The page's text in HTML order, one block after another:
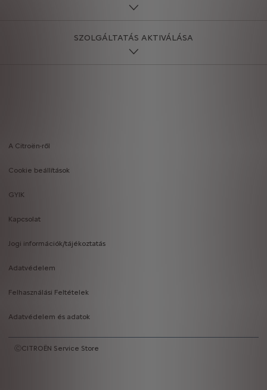
SZOLGÁLTATÁS AKTIVÁLÁSA
menu
A Citroën-ről
Cookie beállítások
GYIK
Kapcsolat
Jogi információk/tájékoztatás
Adatvédelem
Felhasználási Feltételek
Adatvédelem és adatok
ⒸCITROËN Service Store